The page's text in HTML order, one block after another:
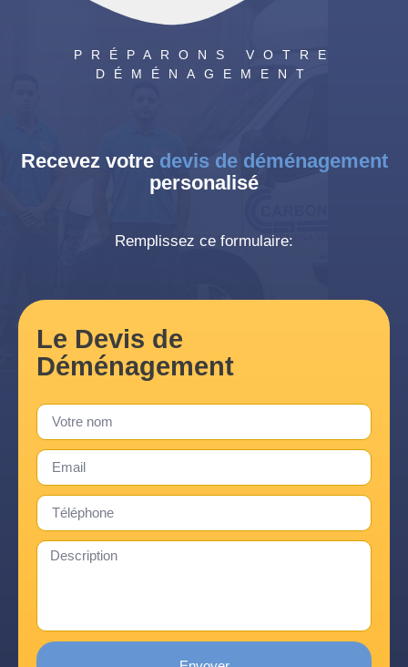
PRÉPARONS VOTRE
DÉMÉNAGEMENT
Recevez votre devis de déménagement
personalisé
Remplissez ce formulaire:
Le Devis de
Déménagement